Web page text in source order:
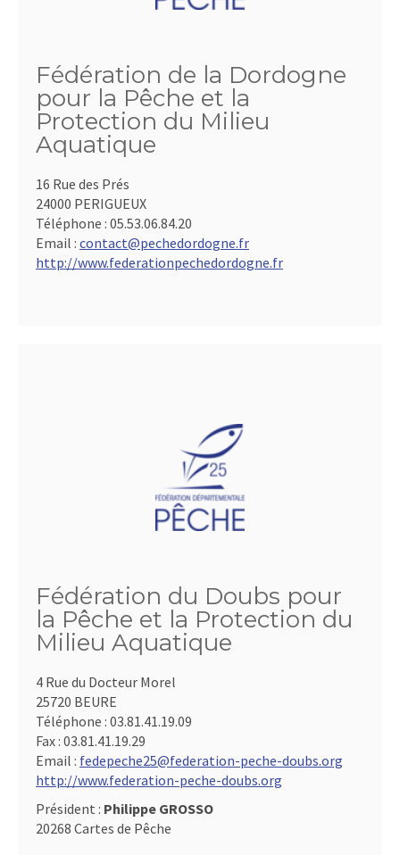
Fédération de la Dordogne
pour la Pêche et la
Protection du Milieu
Aquatique
16 Rue des Prés
24000 PERIGUEUX
Téléphone : 05.53.06.84.20
Email : contact@pechedordogne.fr
http://www.federationpechedordogne.fr
Fédération du Doubs pour
la Pêche et la Protection du
Milieu Aquatique
4 Rue du Docteur Morel
25720 BEURE
Téléphone : 03.81.41.19.09
Fax : 03.81.41.19.29
Email : fedepeche25@federation-peche-doubs.org
http://www.federation-peche-doubs.org
Président : Philippe GROSSO
20268 Cartes de Pêche